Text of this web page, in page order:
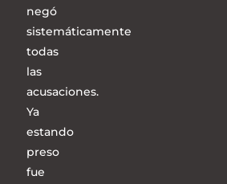
negó
sistemáticamente
todas
las
acusaciones.
Ya
estando
preso
fue